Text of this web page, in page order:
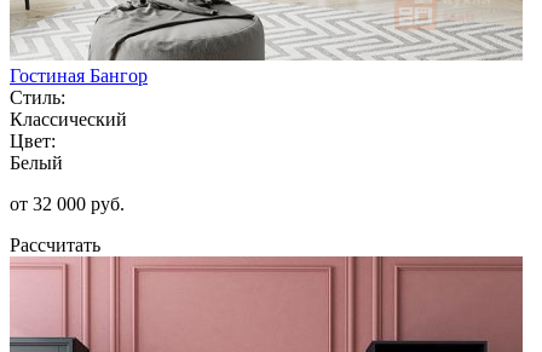
Гостиная Бангор
Стиль:
Классический
Цвет:
Белый
от 32 000 руб.
Рассчитать